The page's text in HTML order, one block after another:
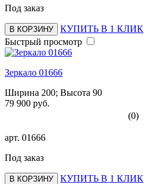
Под заказ
В КОРЗИНУ
КУПИТЬ В 1 КЛИК
Быстрый просмотр
Зеркало 01666
Ширина 200; Высота 90
79 900 руб.
(0)
арт. 01666
Под заказ
В КОРЗИНУ
КУПИТЬ В 1 КЛИК